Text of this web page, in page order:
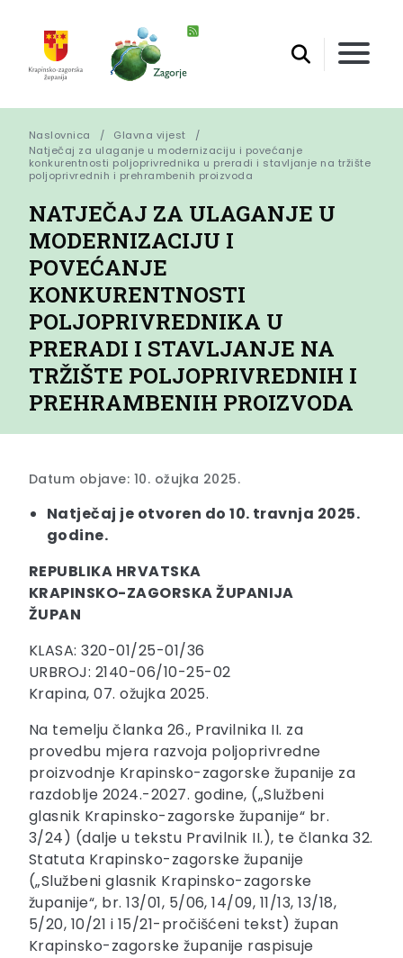
Naslovnica
Glavna vijest
Natječaj za ulaganje u modernizaciju i povećanje
konkurentnosti poljoprivrednika u preradi i stavljanje na tržište
poljoprivrednih i prehrambenih proizvoda
NATJEČAJ ZA ULAGANJE U
MODERNIZACIJU I
POVEĆANJE
KONKURENTNOSTI
POLJOPRIVREDNIKA U
PRERADI I STAVLJANJE NA
TRŽIŠTE POLJOPRIVREDNIH I
PREHRAMBENIH PROIZVODA
Datum objave: 10. ožujka 2025.
Natječaj je otvoren do 10. travnja 2025.
godine.
REPUBLIKA HRVATSKA
KRAPINSKO-ZAGORSKA ŽUPANIJA
ŽUPAN
KLASA: 320-01/25-01/36
URBROJ: 2140-06/10-25-02
Krapina, 07. ožujka 2025.
Na temelju članka 26., Pravilnika II. za
provedbu mjera razvoja poljoprivredne
proizvodnje Krapinsko-zagorske županije za
razdoblje 2024.-2027. godine, („Službeni
glasnik Krapinsko-zagorske županije“ br.
3/24) (dalje u tekstu Pravilnik II.), te članka 32.
Statuta Krapinsko-zagorske županije
(„Službeni glasnik Krapinsko-zagorske
županije“, br. 13/01, 5/06, 14/09, 11/13, 13/18,
5/20, 10/21 i 15/21-pročišćeni tekst) župan
Krapinsko-zagorske županije raspisuje